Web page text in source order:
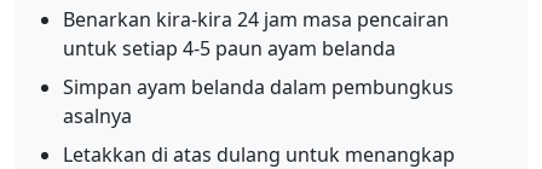
Benarkan kira-kira 24 jam masa pencairan
untuk setiap 4-5 paun ayam belanda
Simpan ayam belanda dalam pembungkus
asalnya
Letakkan di atas dulang untuk menangkap